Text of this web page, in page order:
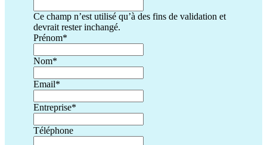
Ce champ n’est utilisé qu’à des fins de validation et
devrait rester inchangé.
Prénom*
Nom*
Email*
Entreprise*
Téléphone